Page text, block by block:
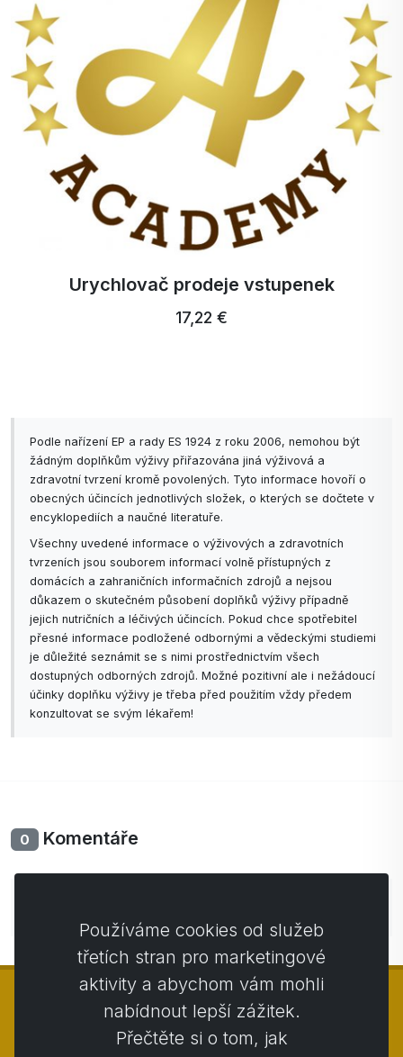
svíčky nevypouštějí černý kouř, který je škodlivý.
Testování svíček. Vzorky svíček byly důkladně
testovány v místnosti o rozloze 25 m², kde po
celou dobu hoření příjemně uvolňovaly svou vůni.
Hoření probíhalo po dobu 4 hodin na jedno
zapálení s dvouhodinovými přestávkami.
Doba hoření:
Složení vosku: 100% přírodní - sójový vosk (v
malém množství je přidán 100% přírodní kokosový
vosk, který napomáhá hoření a uvolňování vůně).
Geraniol, linalool, d-limonen, dl-citronellol, omega-
Urychlovač prodeje vstupenek
17,22 €
Podle nařízení EP a rady ES 1924 z roku 2006, nemohou být
žádným doplňkům výživy přiřazována jiná výživová a
zdravotní tvrzení kromě povolených. Tyto informace hovoří o
obecných účincích jednotlivých složek, o kterých se dočtete v
encyklopediích a naučné literatuře.
Všechny uvedené informace o výživových a zdravotních
tvrzeních jsou souborem informací volně přístupných z
domácích a zahraničních informačních zdrojů a nejsou
důkazem o skutečném působení doplňků výživy případně
jejich nutričních a léčivých účincích. Pokud chce spotřebitel
přesné informace podložené odbornými a vědeckými studiemi
je důležité seznámit se s nimi prostřednictvím všech
dostupných odborných zdrojů. Možné pozitivní ale i nežádoucí
účinky doplňku výživy je třeba před použitím vždy předem
konzultovat se svým lékařem!
0 Komentáře
Používáme cookies od služeb
třetích stran pro marketingové
aktivity a abychom vám mohli
nabídnout lepší zážitek.
Přečtěte si o tom, jak